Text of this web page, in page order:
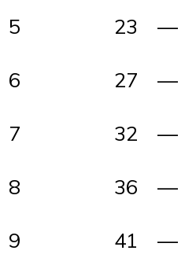
5
23 —
6
27 —
7
32 —
8
36 —
9 41 —